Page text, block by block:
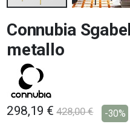
all'inizio
della
galleria
immagini
Connubia
metallo
298,19 € 428,00 € -30%